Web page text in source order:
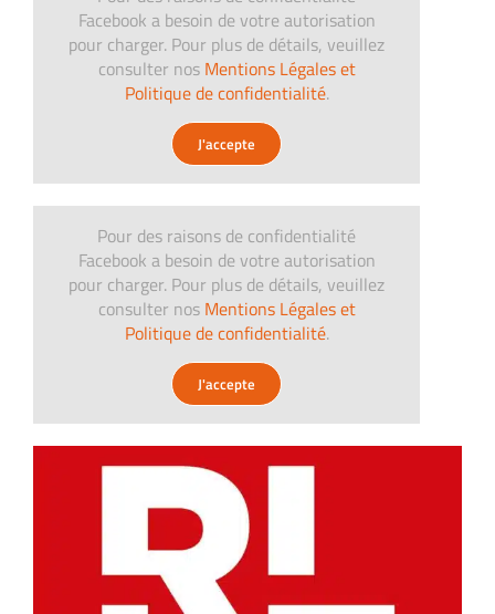
Facebook a besoin de votre autorisation
pour charger. Pour plus de détails, veuillez
consulter nos Mentions Légales et
Politique de confidentialité.
J'accepte
Pour des raisons de confidentialité
Facebook a besoin de votre autorisation
pour charger. Pour plus de détails, veuillez
consulter nos Mentions Légales et
Politique de confidentialité.
J'accepte